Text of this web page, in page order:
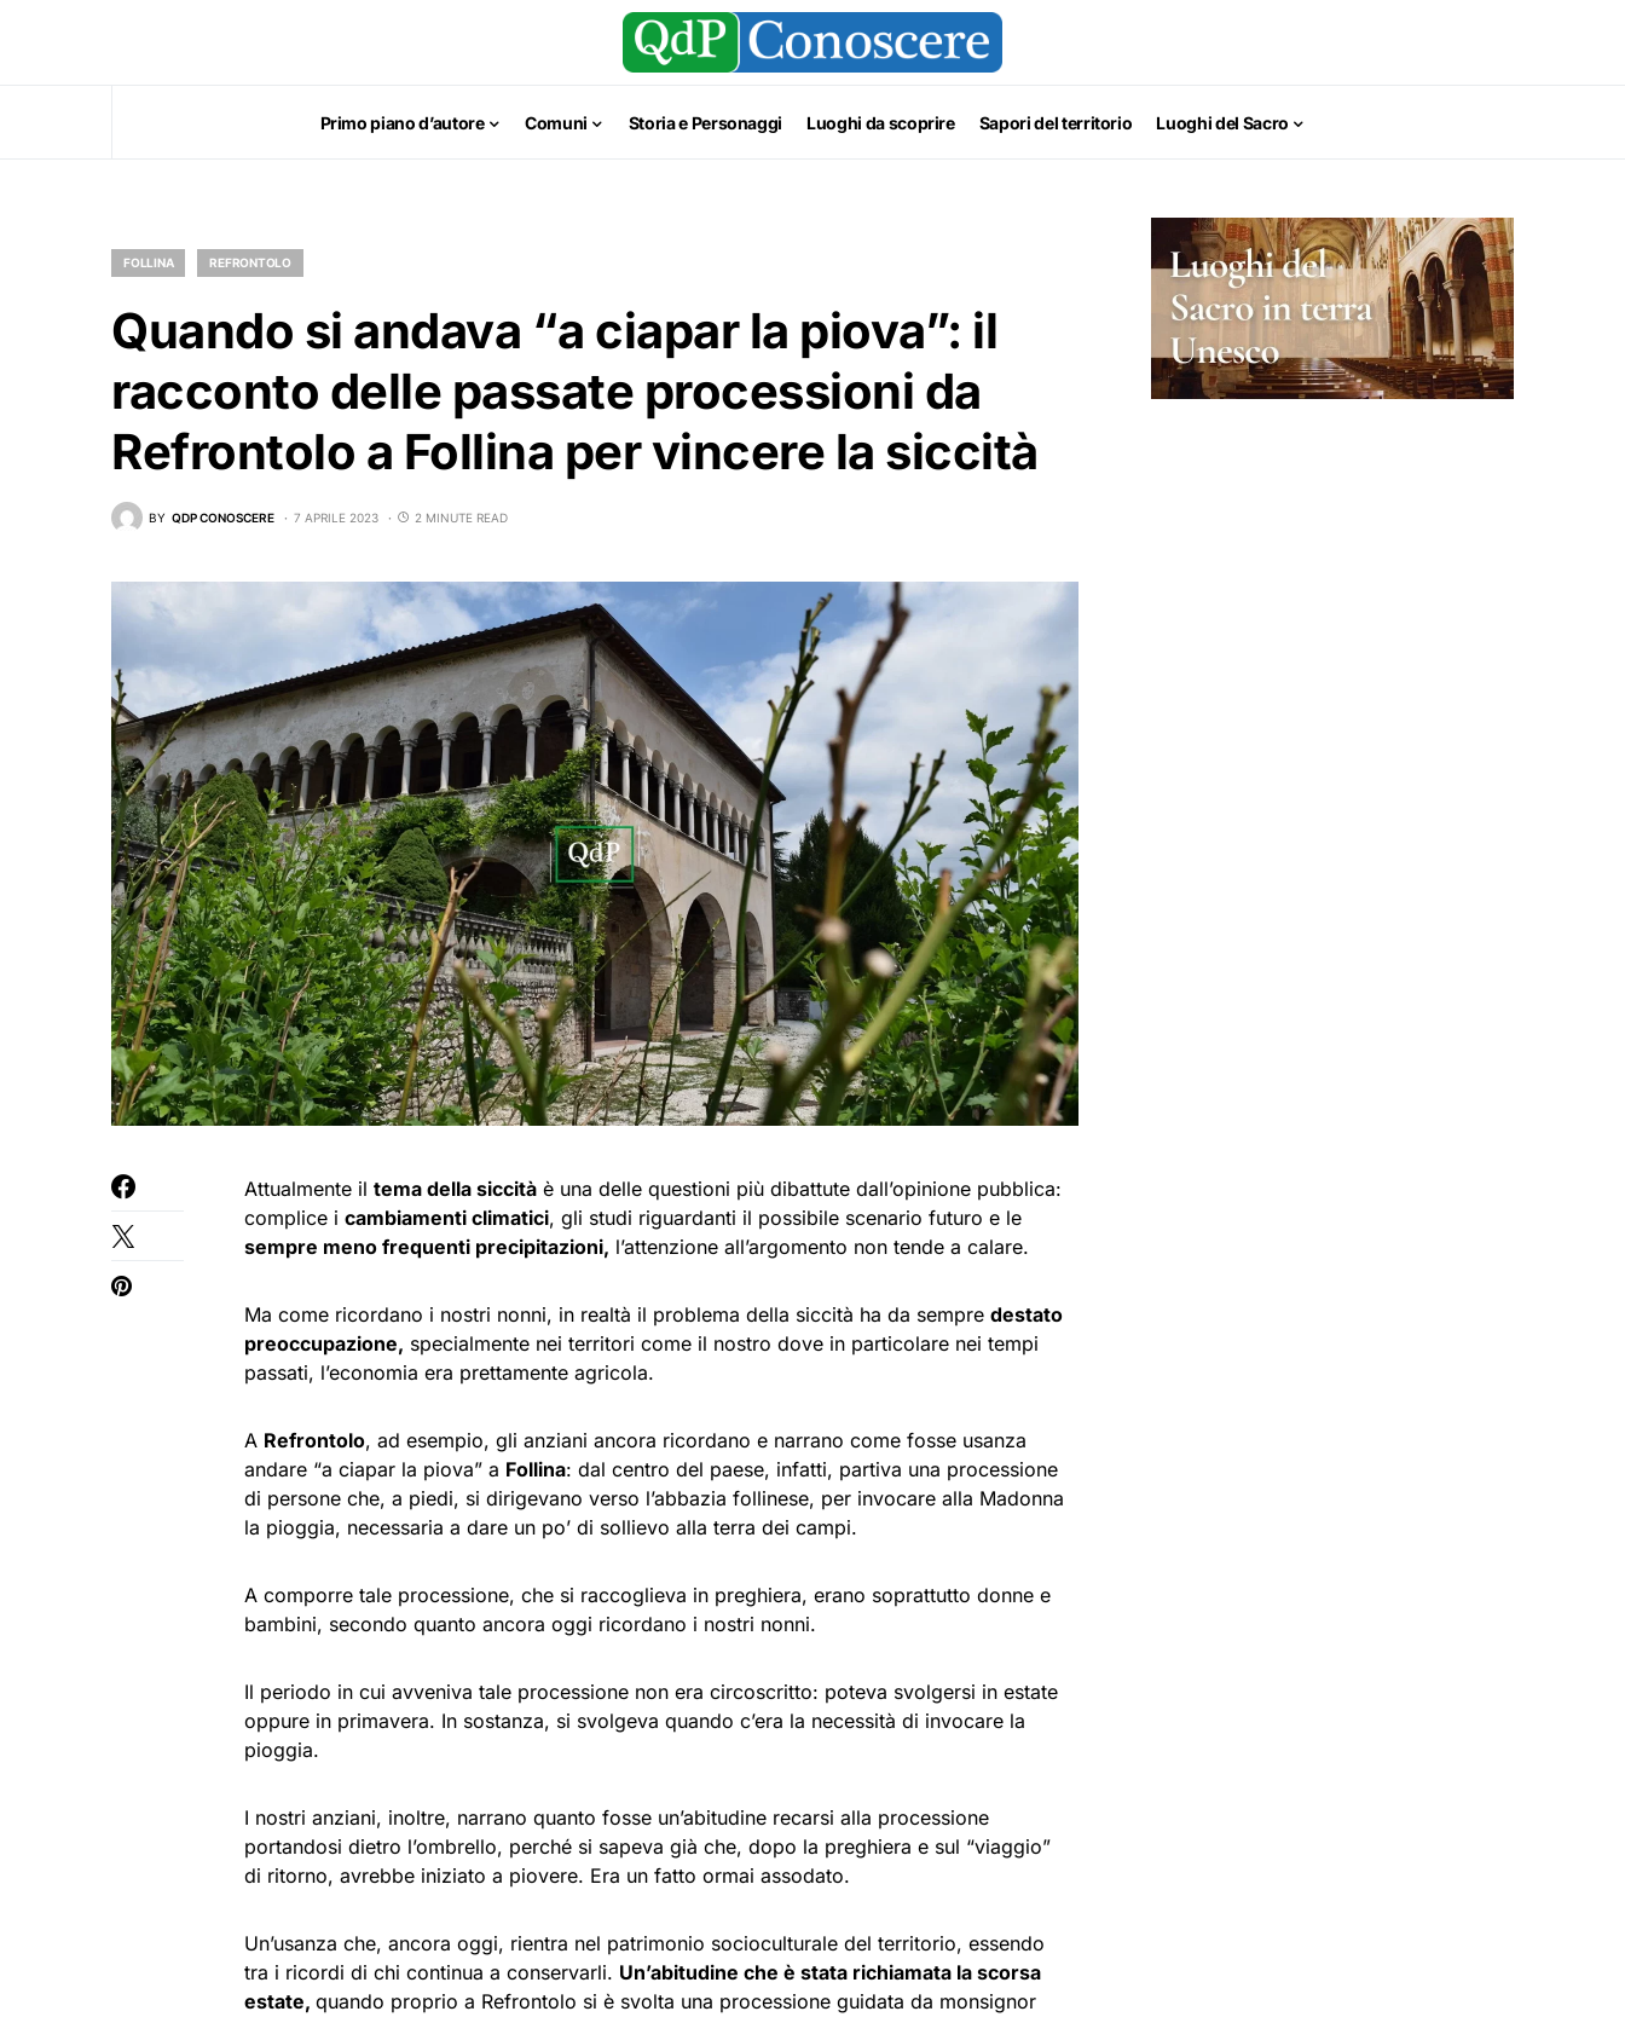
Primo piano d’autore Comuni Storia e Personaggi Luoghi da scoprire Sapori del territorio Luoghi del Sacro
FOLLINA REFRONTOLO
Quando si andava “a ciapar la piova”: il
racconto delle passate processioni da
Refrontolo a Follina per vincere la siccità
BY QDP CONOSCERE 7 APRILE 2023 2 MINUTE READ
Attualmente il tema della siccità è una delle questioni più dibattute dall’opinione pubblica:
complice i cambiamenti climatici, gli studi riguardanti il possibile scenario futuro e le
sempre meno frequenti precipitazioni, l’attenzione all’argomento non tende a calare.
Ma come ricordano i nostri nonni, in realtà il problema della siccità ha da sempre destato
preoccupazione, specialmente nei territori come il nostro dove in particolare nei tempi
passati, l’economia era prettamente agricola.
A Refrontolo, ad esempio, gli anziani ancora ricordano e narrano come fosse usanza
andare “a ciapar la piova” a Follina: dal centro del paese, infatti, partiva una processione
di persone che, a piedi, si dirigevano verso l’abbazia follinese, per invocare alla Madonna
la pioggia, necessaria a dare un po’ di sollievo alla terra dei campi.
A comporre tale processione, che si raccoglieva in preghiera, erano soprattutto donne e
bambini, secondo quanto ancora oggi ricordano i nostri nonni.
Il periodo in cui avveniva tale processione non era circoscritto: poteva svolgersi in estate
oppure in primavera. In sostanza, si svolgeva quando c’era la necessità di invocare la
pioggia.
I nostri anziani, inoltre, narrano quanto fosse un’abitudine recarsi alla processione
portandosi dietro l’ombrello, perché si sapeva già che, dopo la preghiera e sul “viaggio”
di ritorno, avrebbe iniziato a piovere. Era un fatto ormai assodato.
Un’usanza che, ancora oggi, rientra nel patrimonio socioculturale del territorio, essendo
tra i ricordi di chi continua a conservarli. Un’abitudine che è stata richiamata la scorsa
estate, quando proprio a Refrontolo si è svolta una processione guidata da monsignor